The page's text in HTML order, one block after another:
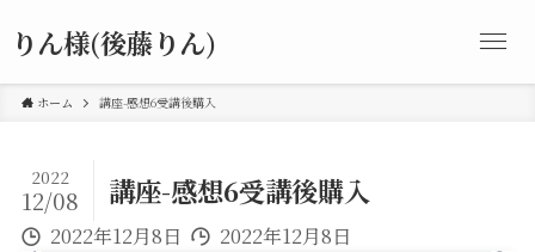
りん様(後藤りん)
ホーム 講座-感想6受講後購入
講座-感想6受講後購入
2022
12/08
2022年12月8日 2022年12月8日